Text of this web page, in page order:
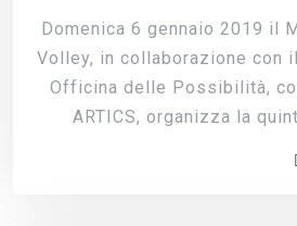
Domenica 6 gennaio 2019 il
Volley, in collaborazione con
Officina delle Possibilità,
ARTICS, organizza la